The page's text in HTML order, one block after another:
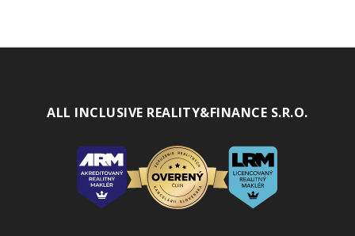
ALL INCLUSIVE REALITY&FINANCE S.R.O.